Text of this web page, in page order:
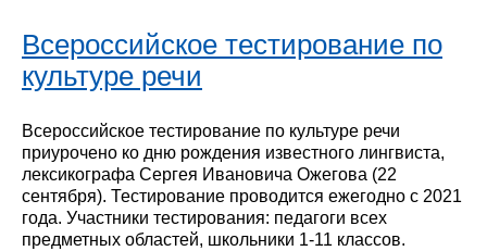
Всероссийское тестирование по
культуре речи
Всероссийское тестирование по культуре речи
приурочено ко дню рождения известного лингвиста,
лексикографа Сергея Ивановича Ожегова (22
сентября). Тестирование проводится ежегодно с 2021
года. Участники тестирования: педагоги всех
предметных областей, школьники 1-11 классов.